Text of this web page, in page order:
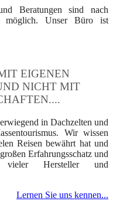
Beratungen sind nach
möglich. Unser Büro ist
EIGENEN
NICHT MIT
in Dachzelten und
Wir wissen
Reisen bewährt hat und
Erfahrungsschatz und
Hersteller und
Lernen Sie uns kennen...